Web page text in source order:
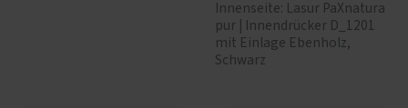
Innenseite: Lasur PaXnatura
pur | Innendrücker D_1201
mit Einlage Ebenholz,
Schwarz